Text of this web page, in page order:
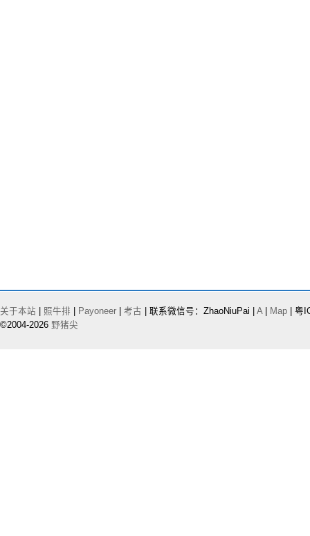
关于本站 照牛排 Payoneer 考古 | 联系微信号：ZhaoNiuPai | A| Map | 粤
©2004-2026 野猪尖